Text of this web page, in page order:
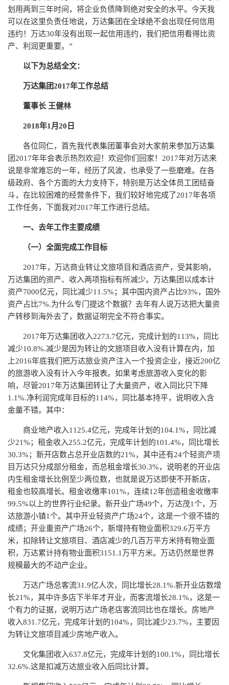
划用两到三年时间，将企业负债降到绝对安全的水平。今天我
可以在这里负责任地说，万达集团在全球绝不会出现任何信用
违约！万达30年没有出现一起信用违约，我们把信用看得比资
产、利润更重要。”
以下为总结全文：
万达集团2017年工作总结
董事长 王健林
2018年1月20日
各位同仁，首先我代表集团董事会对大家前来参加万达集
团2017年年会表示热烈欢迎！欢迎你们回家！2017年对万达来
说是非常难忘的一年，经历了风波，也承受了一些磨难。在各
级政府、各个方面的大力支持下，特别是万达全体员工团结奋
斗，在比较困难的经营条件下，我们较好地完成了2017年各项
工作任务，下面我对2017年工作进行总结。
一、去年工作主要成绩
（一）全面完成工作目标
2017年，万达商业转让文旅项目和酒店资产，受其影响，
万达集团的资产、收入两项指标有所减少。万达集团以成本计
资产7000亿元，同比减少11.5%；其中国内资产占比93%，国外
资产占比7%.为什么专门提这个数据？去年有人说万达把大量资
产转移到海外去了，数据证明完全不符合事实。
2017年万达集团收入2273.7亿元，完成计划的113%，同比
减少10.8%.减少是因为转让的文旅项目收入没有计算在内，加
上2016年底我们把万达旅业资产注入一个投资企业，接近200亿
的旅游收入没有计入今年报表。如果考虑旅游收入变化的影
响，尽管2017年万达集团转让了大量资产，收入同比只下降
1.1%.净利润完成年目标的114%，同比基本持平，说明收入含
金量不错。其中：
商业地产收入1125.4亿元，完成年计划的104.1%，同比减
少21%；租金收入255.2亿元，完成年计划的101.4%，同比增长
30.3%；新开店数占总开业店数的21%，其中还有24个轻资产项
目万达只分成部分租金，而总租金增长30.3%，说明老的开业店
内生租金增长比例至少两位数，也就是说万达即使不开新店，
租金也较高增长。租金收缴率101%，连续12年创造租金收缴率
99.5%以上的世界行业纪录。新开业广场49个，万达茂1个，万
达旅游小镇1个。其中开业轻资产广场24个，这是一个很不错的
成绩；开业重资产广场26个，新增持有物业面积329.6万平方
米，扣除转让文旅项目、酒店减少的几百万平方米持有物业面
积，万达累计持有物业面积3151.1万平方米。万达仍然是世界
规模最大的不动产企业。
万达广场总客流31.9亿人次，同比增长28.1%.新开业店数增
长21%，其中许多店下半年才开业，而客流增长28.1%，这是一
个有力的证据，说明万达广场老店客流同比也在增长。房地产
收入831.7亿元，完成年计划的104%，同比减少23.7%，主要因
为转让文旅项目减少房地产收入。
文化集团收入637.8亿元，完成年计划的100.1%，同比增长
32.6%.这是扣减万达旅业收入后同比计算。